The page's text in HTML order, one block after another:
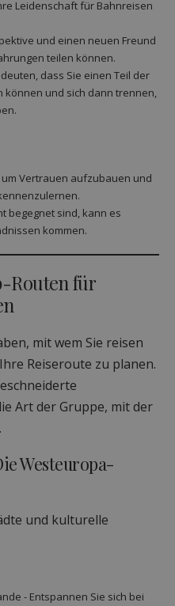
Leidenschaft für Bahnreisen
und einen neuen Freund
teilen können.
dass Sie einen Teil der
können und sich dann trennen,
Vertrauen aufzubauen und
begegnet sind, kann es
kommen.
Routen für
mit wem Sie reisen
Reiseroute zu planen.
Art der Gruppe, mit der
Westeuropa-
und kulturelle
- Entspannen Sie sich bei